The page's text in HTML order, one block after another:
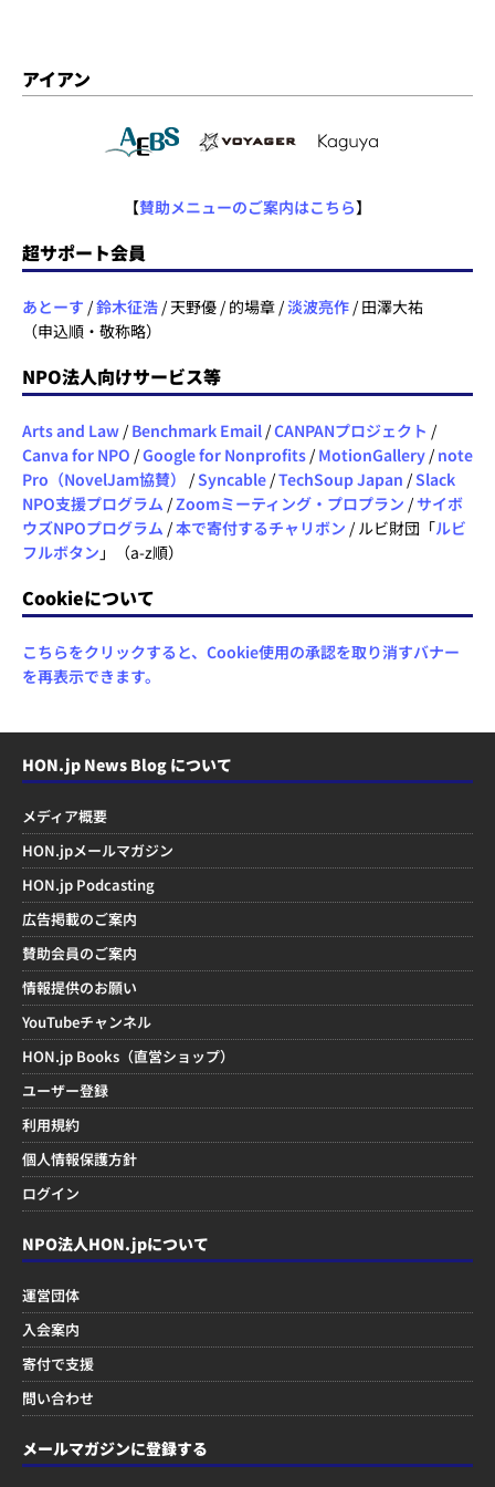
アイアン
【賛助メニューのご案内はこちら】
超サポート会員
あとーす /鈴木征浩 / 天野優 / 的場章 /淡波亮作 / 田澤大祐
（申込順・敬称略）
NPO法人向けサービス等
Arts and Law / Benchmark Email /CANPANプロジェクト /
Canva for NPO /Google for Nonprofits / MotionGallery / note
Pro（NovelJam協賛）
/Syncable /TechSoup Japan /Slack
NPO支援プログラム /Zoomミーティング・プロプラン /サイボ
ウズNPOプログラム /本で寄付するチャリボン / ルビ財団「ルビ
フルボタン 」（a-z順）
Cookieについて
こちらをクリックすると、Cookie使用の承認を取り消すバナー
を再表示できます。
HON.jp News Blog について
メディア概要
HON.jpメールマガジン
HON.jp Podcasting
広告掲載のご案内
賛助会員のご案内
情報提供のお願い
YouTubeチャンネル
HON.jp Books（直営ショップ）
ユーザー登録
利用規約
個人情報保護方針
ログイン
NPO法人HON.jpについて
運営団体
入会案内
寄付で支援
問い合わせ
メールマガジンに登録する